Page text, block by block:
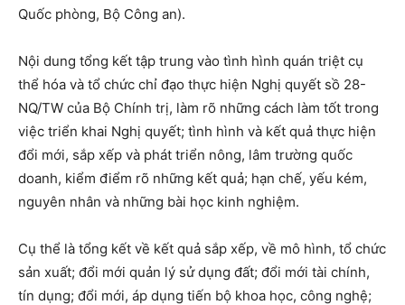
Quốc phòng, Bộ Công an).
Nội dung tổng kết tập trung vào tình hình quán triệt cụ
thể hóa và tổ chức chỉ đạo thực hiện Nghị quyết sồ 28-
NQ/TW của Bộ Chính trị, làm rõ những cách làm tốt trong
việc triển khai Nghị quyết; tình hình và kết quả thực hiện
đổi mới, sắp xếp và phát triển nông, lâm trường quốc
doanh, kiểm điểm rõ những kết quả; hạn chế, yếu kém,
nguyên nhân và những bài học kinh nghiệm.
Cụ thể là tổng kết về kết quả sắp xếp, về mô hình, tổ chức
sản xuất; đổi mới quản lý sử dụng đất; đổi mới tài chính,
tín dụng; đổi mới, áp dụng tiến bộ khoa học, công nghệ;